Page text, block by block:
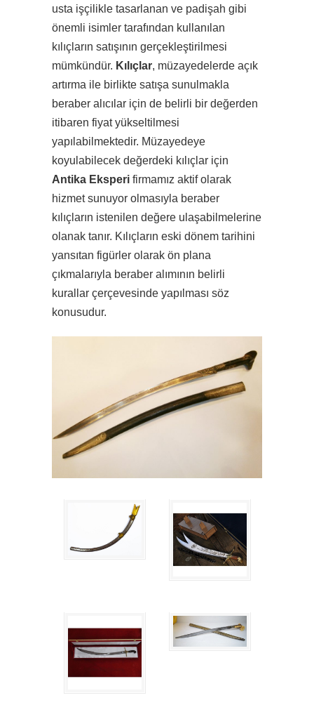
usta işçilikle tasarlanan ve padişah gibi
önemli isimler tarafından kullanılan
kılıçların satışının gerçekleştirilmesi
mümkündür. Kılıçlar, müzayedelerde açık
artırma ile birlikte satışa sunulmakla
beraber alıcılar için de belirli bir değerden
itibaren fiyat yükseltilmesi
yapılabilmektedir. Müzayedeye
koyulabilecek değerdeki kılıçlar için
Antika Eksperi firmamız aktif olarak
hizmet sunuyor olmasıyla beraber
kılıçların istenilen değere ulaşabilmelerine
olanak tanır. Kılıçların eski dönem tarihini
yansıtan figürler olarak ön plana
çıkmalarıyla beraber alımının belirli
kurallar çerçevesinde yapılması söz
konusudur.